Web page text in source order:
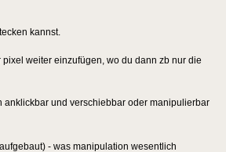
kannst.
weiter einzufügen, wo du dann zb nur die
anklickbar und verschiebbar oder manipulierbar
- was manipulation wesentlich